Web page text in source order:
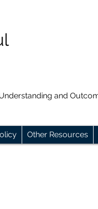
and
Other Resources